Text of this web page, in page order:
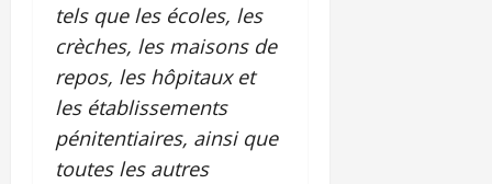
tels que les écoles, les
crèches, les maisons de
repos, les hôpitaux et
les établissements
pénitentiaires, ainsi que
toutes les autres